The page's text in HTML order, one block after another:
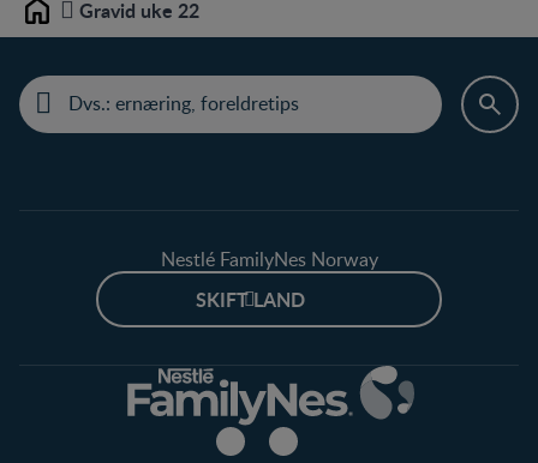
Home Gravid uke 22
Nestlé FamilyNes Norway
SKIFT LAND